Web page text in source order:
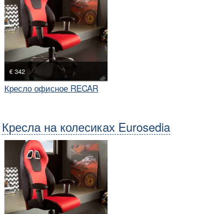
€ 342
Кресло офисное RECAR
Кресла на колесиках Eurosedia